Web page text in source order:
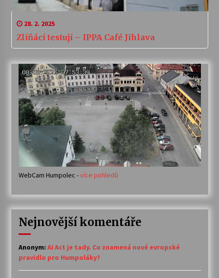
28. 2. 2025
Zlíňáci testují – IPPA Café Jihlava
WebCam Humpolec -více pohledů
Nejnovější komentáře
Anonym: AI Act je tady. Co znamená nové evropské
pravidlo pro Humpoláky?